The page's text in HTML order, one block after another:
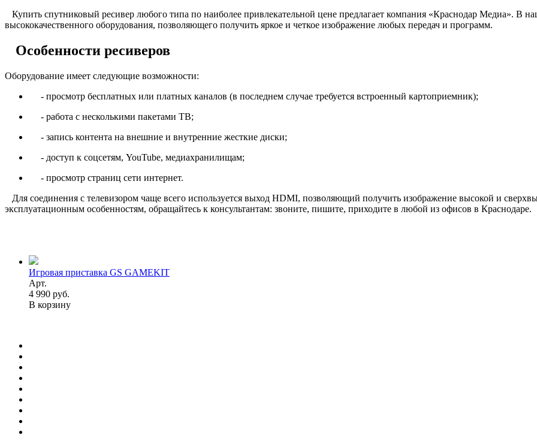
Купить спутниковый ресивер любого типа по наиболее привлекательной цене предлагает компания «Краснодар Медиа». В
высококачественного оборудования, позволяющего получить яркое и четкое изображение любых передач и программ.
Особенности ресиверов
Оборудование имеет следующие возможности:
- просмотр бесплатных или платных каналов (в последнем случае требуется встроенный картоприемник);
- работа с несколькими пакетами ТВ;
- запись контента на внешние и внутренние жесткие диски;
- доступ к соцсетям, YouTube, медиахранилищам;
- просмотр страниц сети интернет.
Для соединения с телевизором чаще всего используется выход HDMI, позволяющий получить изображение высокой и
эксплуатационным особенностям, обращайтесь к консультантам: звоните, пишите, приходите в любой из офисов в Краснодаре.
Игровая приставка GS GAMEKIT
Арт.
4 990 руб.
В корзину